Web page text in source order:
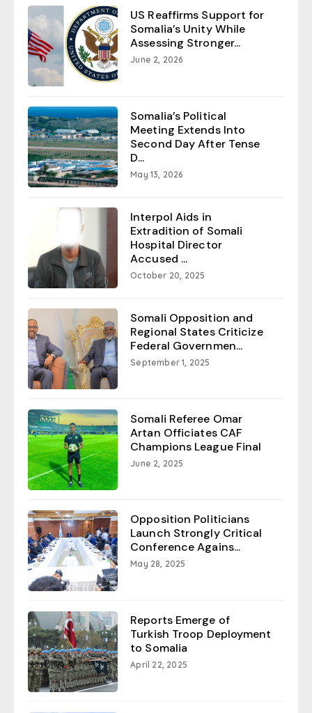
US Reaffirms Support for
Somalia’s Unity While
Assessing Stronger...
June 2, 2026
Somalia’s Political
Meeting Extends Into
Second Day After Tense
D...
May 13, 2026
Interpol Aids in
Extradition of Somali
Hospital Director
Accused ...
October 20, 2025
Somali Opposition and
Regional States Criticize
Federal Governmen...
September 1, 2025
Somali Referee Omar
Artan Officiates CAF
Champions League Final
June 2, 2025
Opposition Politicians
Launch Strongly Critical
Conference Agains...
May 28, 2025
Reports Emerge of
Turkish Troop Deployment
to Somalia
April 22, 2025